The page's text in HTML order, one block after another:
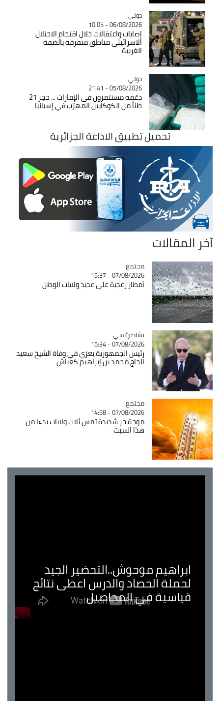
Catégorie
دولي
06/08/2026 - 10:05
إصابات واعتقالات خلال اقتحام الاحتلال
الاسرائيلي مناطق متفرقة بالضفة
الغربية
Catégorie
دولي
05/08/2026 - 21:41
دعّمه مستثمرون في الإمارات ... حجز 21
طناً من الكوكايين المهرّب في إسبانيا
تحميل تطبيق الاذاعة الجزائرية
آخر المقالات
Catégorie
مجتمع
07/08/2026 - 15:37
أمطار رعدية على عديد ولايات الوطن
Catégorie
نشاط رئاسي
07/08/2026 - 15:34
رئيس الجمهورية يعزي في وفاة الشيخ سعيد
الحاج محمد بن إبراهيم كعباش
Catégorie
مجتمع
07/08/2026 - 14:58
موجة حر شديدة تمس ثلاث ولايات بدءا من
هذا السبت
ابراهيم موحوش..التحضير الجيد
لحملة الحصاد والدرس اعطى نتائج
قياسية في المحاصيل